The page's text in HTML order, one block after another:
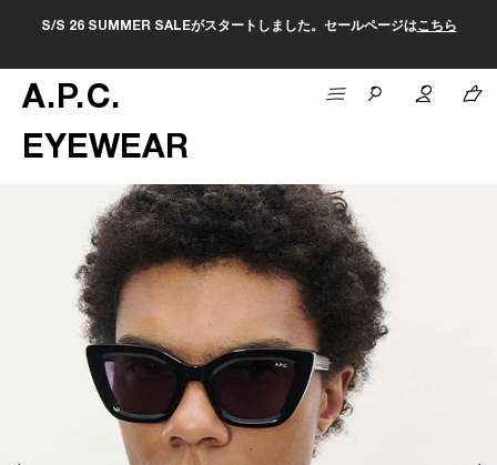
S/S 26 SUMMER SALEがスタートしました。セールページはこちら
A.P.C.
EYEWEAR